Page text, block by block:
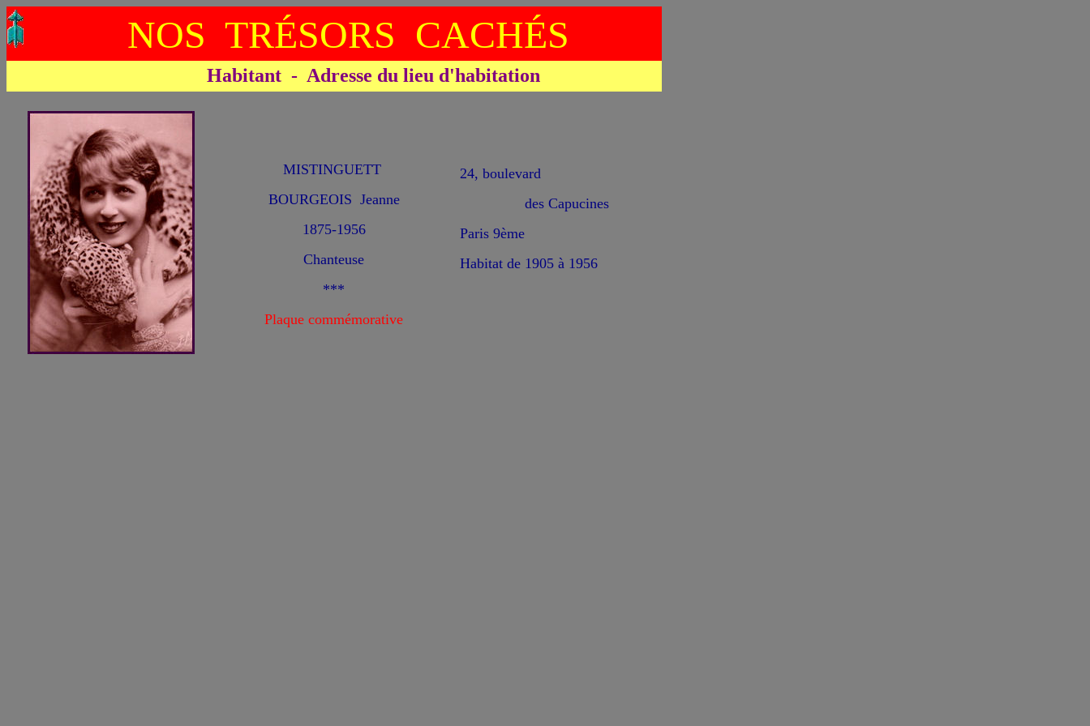
NOS TRÉSORS CACHÉS
Habitant - Adresse du lieu d'habitation
MISTINGUETT
BOURGEOIS Jeanne
1875-1956
Chanteuse
***
Plaque commémorative
24, boulevard
des Capucines
Paris 9ème
Habitat de 1905 à 1956